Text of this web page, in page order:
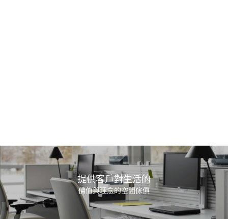
提供客戶對生活的
價值與理念的空間傢俱